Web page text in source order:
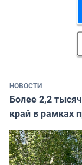
НОВОСТИ
Более 2,2
край в рамках